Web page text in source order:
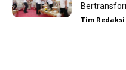
Tim Redaksi